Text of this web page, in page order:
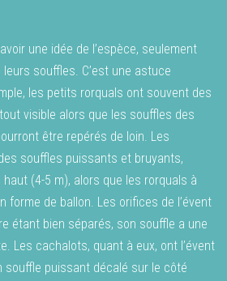
une idée de l’espèce, seulement
leurs souffles. C’est une astuce
les petits rorquals ont souvent des
visible alors que les souffles des
être repérés de loin. Les
souffles puissants et bruyants,
(4-5 m), alors que les rorquals à
forme de ballon. Les orifices de l’évent
étant bien séparés, son souffle a une
Les cachalots, quant à eux, ont l’évent
souffle puissant décalé sur le côté